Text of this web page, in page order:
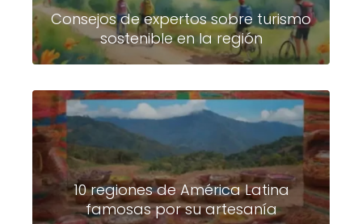
Consejos de expertos sobre turismo
sostenible en la región
10 regiones de América Latina
famosas por su artesanía